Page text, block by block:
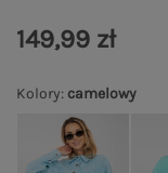
Kolory: camelowy
149,99 zł